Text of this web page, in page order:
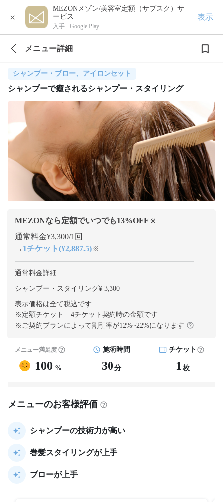
×
MEZONメゾン/美容室定額（サブスク）サ
ービス
入手 - Google Play
表示
メニュー詳細
シャンプー・ブロー、アイロンセット
シャンプーで癒されるシャンプー・スタイリング
MEZONなら定額でいつでも13%OFF ※
通常料金¥3,300/1回
→ 1チケット(¥2,887.5) ※
通常料金詳細
シャンプー・スタイリング¥ 3,300
表示価格は全て税込です
※定額チケット 4チケット契約時の金額です
※ご契約プランによって割引率が12%~22%になります
メニュー満足度
100 %
施術時間
30 分
チケット
1 枚
メニューのお客様評価
シャンプーの技術力が高い
巻髪スタイリングが上手
ブローが上手